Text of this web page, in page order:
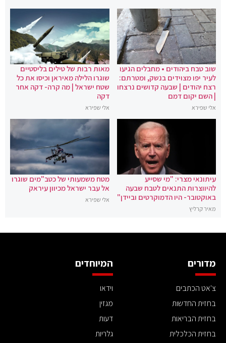
שוב טבח ביהודים • מחבלים הגיעו
לעיר יפו מצוידים בנשק, ומטרתם:
רצח יהודים | שבעה קדושים נרצחו
| השם יקום דמם
אלי שפירא
מאות רבות של טילים בליסטיים
שוגרו הלילה מאיראן וכיסו את כל
שטח ישראל | מה קרה- דקה אחר
דקה
אלי שפירא
עיתונאי מצרי: "מי שסייע
להיווצרות התנאים לטבח שבעה
באוקטובר- היו הדמוקרטים וביידן"
מאיר קרליץ
מטח משמעותי של כטב"מים שוגרו
אל עבר ישראל מכיוון עיראק
אלי שפירא
מדורים
צ'אט הכתבים
בחזית החדשות
בחזית הבריאות
בחזית הכלכלית
המיוחדים
וידאו
מגזין
דעות
גלריות